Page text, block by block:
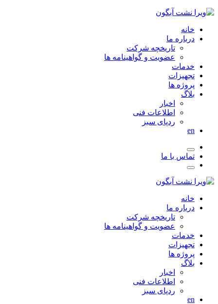
خانه
درباره ما
تاریخچه شرکت
عضویت و گواهینامه ها
خدمات
تجهیزات
پروژه ها
بلاگ
اخبار
اطلاعات فنی
ردپای سبز
en
تماس با ما
خانه
درباره ما
تاریخچه شرکت
عضویت و گواهینامه ها
خدمات
تجهیزات
پروژه ها
بلاگ
اخبار
اطلاعات فنی
ردپای سبز
en